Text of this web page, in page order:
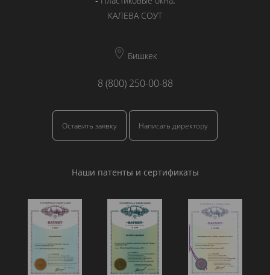
КАЛЕВА СОУТ
Бишкек
8 (800) 250-00-88
Оставить заявку Написать директору
Наши патенты и сертификаты